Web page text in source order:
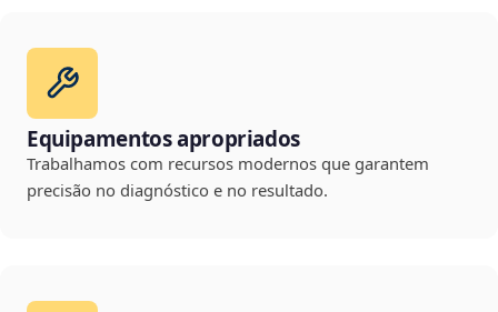
Equipamentos apropriados
Trabalhamos com recursos modernos que garantem
precisão no diagnóstico e no resultado.